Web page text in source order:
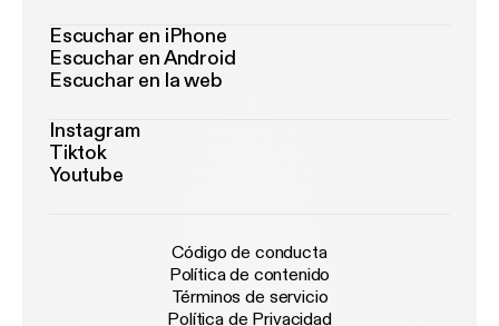
Escuchar en iPhone
Escuchar en Android
Escuchar en la web
Instagram
Tiktok
Youtube
Código de conducta
Política de contenido
Términos de servicio
Política de Privacidad